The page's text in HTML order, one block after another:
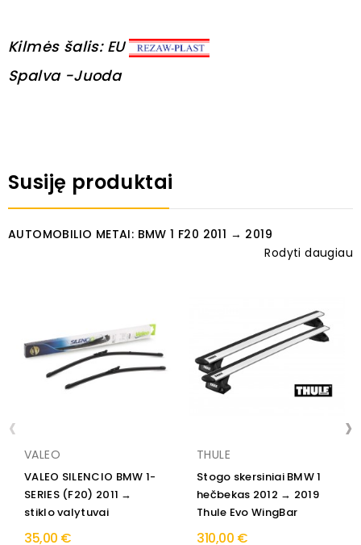
Kilmės šalis: EU
Spalva -Juoda
Susiję produktai
AUTOMOBILIO METAI: BMW 1 F20 2011 → 2019
Rodyti daugiau
VALEO
VALEO SILENCIO BMW 1-
SERIES (F20) 2011 →
stiklo valytuvai
35,00 €
THULE
Stogo skersiniai BMW 1
hečbekas 2012 → 2019
Thule Evo WingBar
310,00 €
‹ ›